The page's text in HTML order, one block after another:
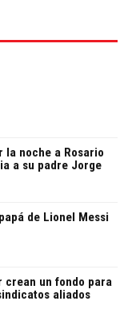
la noche a Rosario
a su padre Jorge
de Lionel Messi
crean un fondo para
aliados